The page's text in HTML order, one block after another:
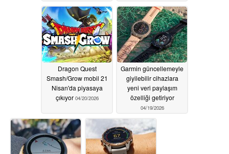
Dragon Quest
Smash/Grow mobil 21
Nisan'da piyasaya
çıkıyor 04/20/2026
Garmin güncellemeyle
giyilebilir cihazlara
yeni veri paylaşım
özelliği getiriyor
04/19/2026